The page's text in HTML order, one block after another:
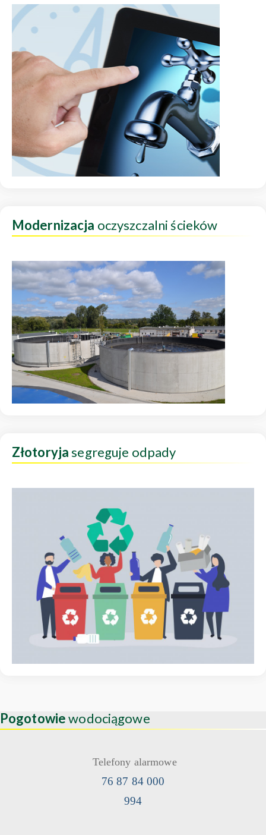
Modernizacja oczyszczalni ścieków
Złotoryjasegreguje odpady
Pogotowiewodociągowe
Telefony alarmowe
76 87 84 000
994